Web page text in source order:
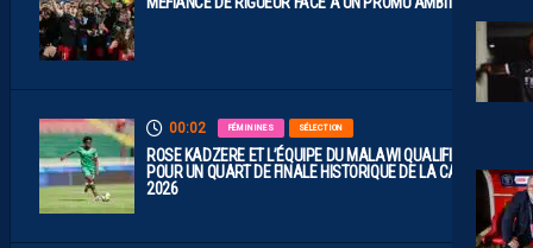
00:02 FÉMININES SÉLECTION
ROSE KADZERE ET L’ÉQUIPE DU MALAWI QUALIFIÉES
POUR UN QUART DE FINALE HISTORIQUE DE LA CAN
2026